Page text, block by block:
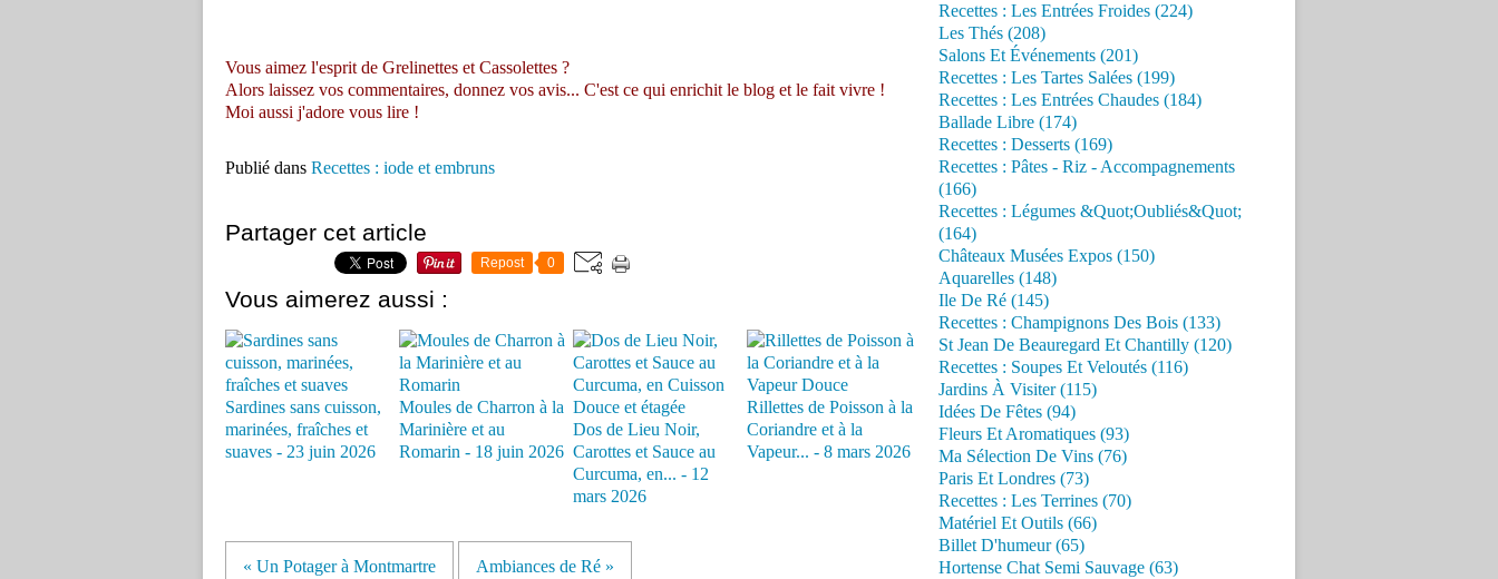
Vous aimez l'esprit de Grelinettes et Cassolettes ?
Alors laissez vos commentaires, donnez vos avis... C'est ce qui enrichit le blog et le fait vivre !
Moi aussi j'adore vous lire !
Publié dans Recettes : iode et embruns
Partager cet article
Repost 0
Vous aimerez aussi :
Sardines sans cuisson,
marinées, fraîches et
suaves - 23 juin 2026
Moules de Charron à la
Marinière et au
Romarin - 18 juin 2026
Dos de Lieu Noir,
Carottes et Sauce au
Curcuma, en... - 12
mars 2026
Rillettes de Poisson à la
Coriandre et à la
Vapeur... - 8 mars 2026
« Un Potager à Montmartre Ambiances de Ré »
Recettes : Les Entrées Froides (224)
Les Thés (208)
Salons Et Événements (201)
Recettes : Les Tartes Salées (199)
Recettes : Les Entrées Chaudes (184)
Ballade Libre (174)
Recettes : Desserts (169)
Recettes : Pâtes - Riz - Accompagnements
(166)
Recettes : Légumes &Quot;Oubliés&Quot;
(164)
Châteaux Musées Expos (150)
Aquarelles (148)
Ile De Ré (145)
Recettes : Champignons Des Bois (133)
St Jean De Beauregard Et Chantilly (120)
Recettes : Soupes Et Veloutés (116)
Jardins À Visiter (115)
Idées De Fêtes (94)
Fleurs Et Aromatiques (93)
Ma Sélection De Vins (76)
Paris Et Londres (73)
Recettes : Les Terrines (70)
Matériel Et Outils (66)
Billet D'humeur (65)
Hortense Chat Semi Sauvage (63)